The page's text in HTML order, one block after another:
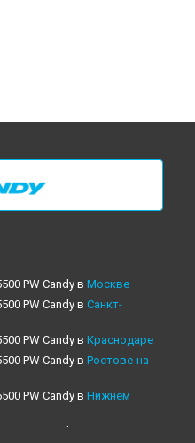
PW Candy в Москве
PW Candy в Санкт-
PW Candy в Краснодаре
PW Candy в Ростове-на-
PW Candy в Нижнем
PW Candy в